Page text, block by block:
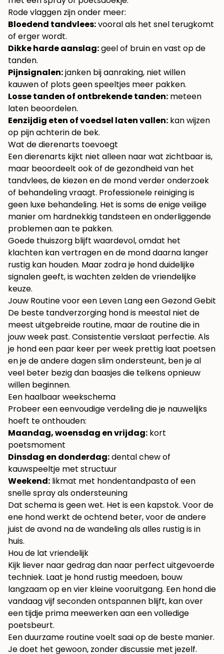
Rode vlaggen zijn onder meer:
Bloedend tandvlees:vooral als het snel terugkomt
of erger wordt.
Dikke harde aanslag:geel of bruin en vast op de
tanden.
Pijnsignalen:janken bij aanraking, niet willen
kauwen of plots geen speeltjes meer pakken.
Losse tanden of ontbrekende tanden: meteen
laten beoordelen.
Eenzijdig eten of voedsel laten vallen: kan wijzen
op pijn achterin de bek.
Wat de dierenarts toevoegt
Een dierenarts kijkt niet alleen naar wat zichtbaar is,
maar beoordeelt ook of de gezondheid van het
tandvlees, de kiezen en de mond verder onderzoek
of behandeling vraagt. Professionele reiniging is
geen luxe behandeling. Het is soms de enige veilige
manier om hardnekkig tandsteen en onderliggende
problemen aan te pakken.
Goede thuiszorg blijft waardevol, omdat het
klachten kan vertragen en de mond daarna langer
rustig kan houden. Maar zodra je hond duidelijke
signalen geeft, is wachten zelden de vriendelijke
keuze.
Jouw Routine voor een Leven Lang een Gezond Gebit
De beste tandverzorging hond is meestal niet de
meest uitgebreide routine, maar de routine die in
jouw week past. Consistentie verslaat perfectie. Als
je hond een paar keer per week prettig laat poetsen
en je de andere dagen slim ondersteunt, ben je al
veel beter bezig dan baasjes die telkens opnieuw
willen beginnen.
Een haalbaar weekschema
Probeer een eenvoudige verdeling die je nauwelijks
hoeft te onthouden:
Maandag, woensdag en vrijdag: kort
poetsmoment
Dinsdag en donderdag:dental chew of
kauwspeeltje met structuur
Weekend: likmat met hondentandpasta of een
snelle spray als ondersteuning
Dat schema is geen wet. Het is een kapstok. Voor de
ene hond werkt de ochtend beter, voor de andere
juist de avond na de wandeling als alles rustig is in
huis.
Hou de lat vriendelijk
Kijk liever naar gedrag dan naar perfect uitgevoerde
techniek. Laat je hond rustig meedoen, bouw
langzaam op en vier kleine vooruitgang. Een hond die
vandaag vijf seconden ontspannen blijft, kan over
een tijdje prima meewerken aan een volledige
poetsbeurt.
Een duurzame routine voelt saai op de beste manier.
Je doet het gewoon, zonder discussie met jezelf.